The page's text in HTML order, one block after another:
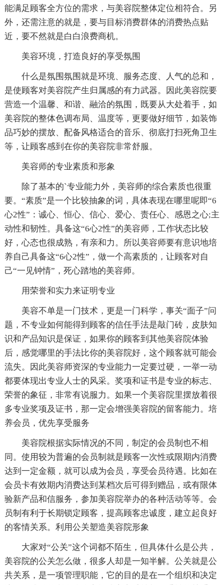
能满足顾客全方位的需求，与美容院整体定位相符合。另
外，还需注意的就是，要与目标消费群体的消费热点贴
近，要不然就是白白浪费商机。
美容环境，打造良好的享受氛围
什么是氛围氛围就是环境、服务态度、人气的总和，
是使顾客对美容院产生归属感的有力武器。因此美容院要
营造一个温馨、和谐、融洽的氛围，既要从大处着手，如
美容院的整体色调布局、温度等，更要做好细节，如装饰
品巧妙的摆放、配备风格适合的音乐、彻底打扫死角卫生
等，让顾客感到在你的美容院非常舒服。
美容师的专业素质和形象
除了基本的`专业能力外，美容师的综合素质也很重
要。“素质”是一个比较抽象的词，具体表现在哪里呢即“6
心2性”：诚心、恒心、信心、爱心、责任心、感恩之心;主
动性和韧性。具备这“6心2性”的美容师，工作状态比较
好，心态也很成熟，有亲和力。所以美容师要有意识地培
养自己具备这“6心2性”，做一个高素质的，让顾客对自
己“一见钟情”，死心踏地的美容师。
用荣誉和实力来证明专业
美容不单是一门技术，更是一门科学，事关“面子”问
题，不专业如何能得到顾客的信任手法是敲门砖，皮肤知
识和产品知识是保证，如果你的顾客到其他美容院体验
后，感觉哪里的手法比你的美容院好，这个顾客就可能会
流失。因此美容师资深的专业能力一定要过硬，一举一动
都要体现出专业人士的风采。奖项和证书是专业的标志、
荣誉的象征，非常有说服力。如果一个美容院里摆放着很
多专业奖项及证书，那一定会增强美容院的留客能力。培
养会员，优先享受服务
美容院根据实际情况的不同，制定的会员制也不相
同。使用较为普遍的会员制就是顾客一次性或限期内消费
达到一定金额，就可以成为会员，享受会员待遇。比如在
会员卡有效期内消费达到某档次后可得到赠品，或有限体
验新产品和信服务，参加美容院举办的各种活动等等。会
员制有利于长期锁定顾客，提高顾客忠诚度，建立起良好
的客情关系。利用公关塑造美容院形象
大家对“公关”这个词都不陌生，但具体什么是公共，
美容院的公关怎么做，很多人却是一知半解。公关就是公
共关系，是一项管理职能，它的目的是在一个组织和决定